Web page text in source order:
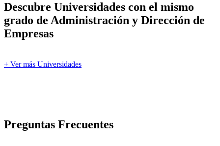
Descubre Universidades con el mismo
grado de Administración y Dirección de
Empresas
+ Ver más Universidades
Preguntas Frecuentes